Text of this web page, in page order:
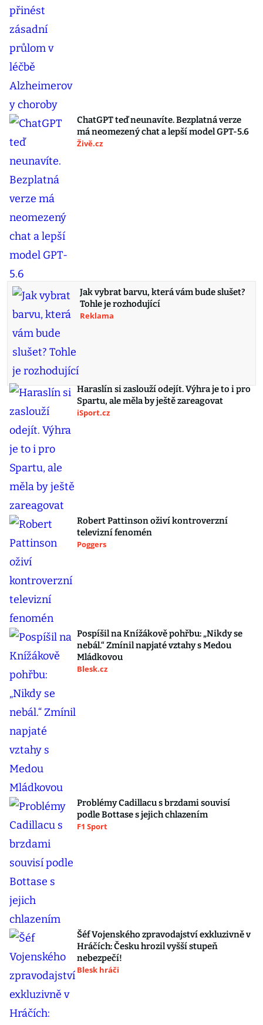
ChatGPT teď neunavíte. Bezplatná verze
má neomezený chat a lepší model GPT-5.6
Živě.cz
Jak vybrat barvu, která vám bude slušet?
Tohle je rozhodující
Reklama
Haraslín si zaslouží odejít. Výhra je to i pro
Spartu, ale měla by ještě zareagovat
iSport.cz
Robert Pattinson oživí kontroverzní
televizní fenomén
Poggers
Pospíšil na Knížákově pohřbu: „Nikdy se
nebál.“ Zmínil napjaté vztahy s Medou
Mládkovou
Blesk.cz
Problémy Cadillacu s brzdami souvisí
podle Bottase s jejich chlazením
F1 Sport
Šéf Vojenského zpravodajství exkluzivně v
Hráčích: Česku hrozil vyšší stupeň
nebezpečí!
Blesk hráči